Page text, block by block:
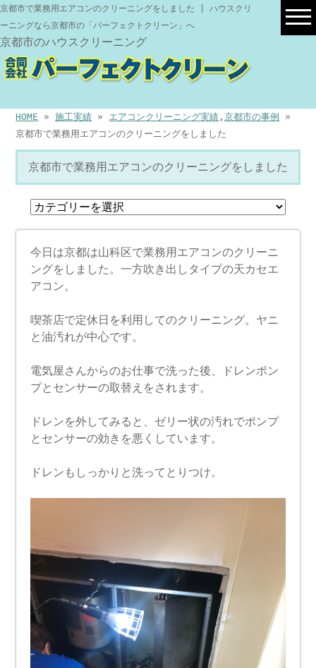
京都市で業務用エアコンのクリーニングをしました | ハウスクリ
ーニングなら京都市の「パーフェクトクリーン」へ
京都市のハウスクリーニング
HOME »施工実績 » エアコンクリーニング実績 ,京都市の事例
»
京都市で業務用エアコンのクリーニングをしました
京都市で業務用エアコンのクリーニングをしました
今日は京都は山科区で業務用エアコンのクリーニ
ングをしました。一方吹き出しタイプの天カセエ
アコン。
喫茶店で定休日を利用してのクリーニング。ヤニ
と油汚れが中心です。
電気屋さんからのお仕事で洗った後、ドレンポン
プとセンサーの取替えをされます。
ドレンを外してみると、ゼリー状の汚れでポンプ
とセンサーの効きを悪くしています。
ドレンもしっかりと洗ってとりつけ。